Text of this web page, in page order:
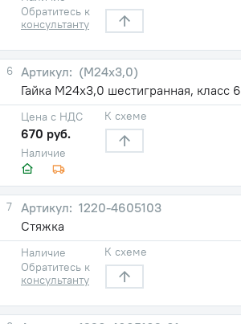
Обратитесь к
консультанту
6
(М24х3,0)
Гайка М24х3,0 шестигранная, класс 6
Наличие
Цена с НДС
670 руб.
К схеме
7
1220-4605103
Стяжка
Наличие
Обратитесь к
консультанту
К схеме